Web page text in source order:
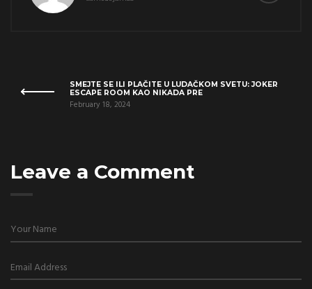
SMEJTE SE ILI PLAČITE U LUDAČKOM SVETU: JOKER
ESCAPE ROOM KAO NIKADA PRE
February 18, 2024
Leave a Comment